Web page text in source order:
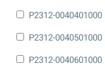
P2312-0040401000
P2312-0040501000
P2312-0040601000